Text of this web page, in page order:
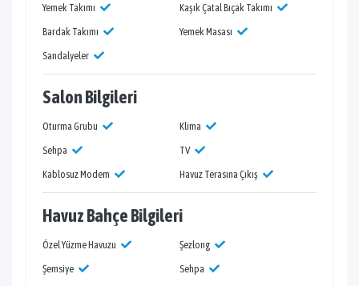
Yemek Takımı
Kaşık Çatal Bıçak Takımı
Bardak Takımı
Yemek Masası
Sandalyeler
Salon Bilgileri
Oturma Grubu
Klima
Sehpa
TV
Kablosuz Modem
Havuz Terasına Çıkış
Havuz Bahçe Bilgileri
Özel Yüzme Havuzu
Şezlong
Şemsiye
Sehpa